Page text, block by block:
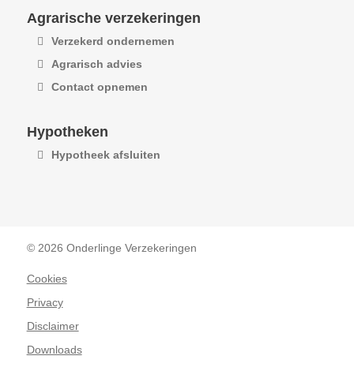
Agrarische verzekeringen
Verzekerd ondernemen
Agrarisch advies
Contact opnemen
Hypotheken
Hypotheek afsluiten
© 2026 Onderlinge Verzekeringen
Cookies
Privacy
Disclaimer
Downloads